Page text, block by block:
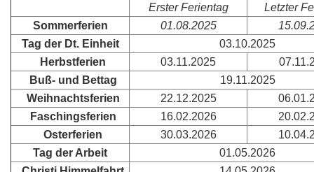
Erster Ferientag
Letzter
Sommerferien
01.08.2025
Tag der Dt. Einheit
03.10.2025
Herbstferien
03.11.2025
Buß- und Bettag
19.11.2025
Weihnachtsferien
22.12.2025
Faschingsferien
16.02.2026
Osterferien
30.03.2026
Tag der Arbeit
01.05.2026